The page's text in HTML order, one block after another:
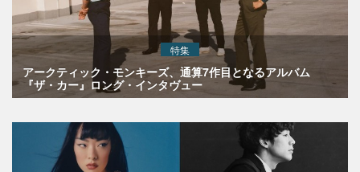
特集
アークティック・モンキーズ、通算7作目となるアルバム
『ザ・カー』ロング・インタヴュー